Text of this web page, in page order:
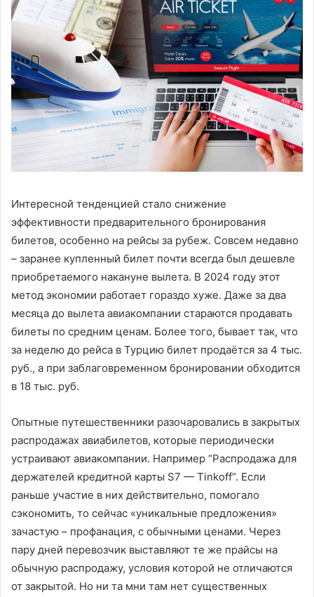
Интересной тенденцией стало снижение
эффективности предварительного бронирования
билетов, особенно на рейсы за рубеж. Совсем недавно
– заранее купленный билет почти всегда был дешевле
приобретаемого накануне вылета. В 2024 году этот
метод экономии работает гораздо хуже. Даже за два
месяца до вылета авиакомпании стараются продавать
билеты по средним ценам. Более того, бывает так, что
за неделю до рейса в Турцию билет продаётся за 4 тыс.
руб., а при заблаговременном бронировании обходится
в 18 тыс. руб.
Опытные путешественники разочаровались в закрытых
распродажах авиабилетов, которые периодически
устраивают авиакомпании. Например “Распродажа для
держателей кредитной карты S7 — Tinkoff”. Если
раньше участие в них действительно, помогало
сэкономить, то сейчас «уникальные предложения»
зачастую – профанация, с обычными ценами. Через
пару дней перевозчик выставляют те же прайсы на
обычную распродажу, условия которой не отличаются
от закрытой. Но ни та мни там нет существенных